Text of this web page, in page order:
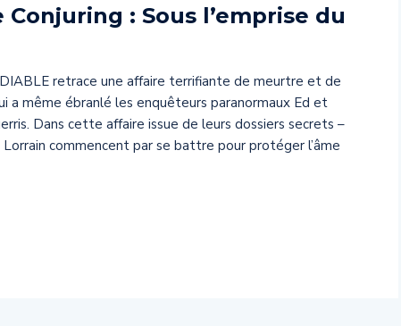
: Sous l’emprise du
DIABLE retrace une affaire terrifiante de meurtre et de
a même ébranlé les enquêteurs paranormaux Ed et
Dans cette affaire issue de leurs dossiers secrets –
Lorrain commencent par se battre pour protéger l’âme